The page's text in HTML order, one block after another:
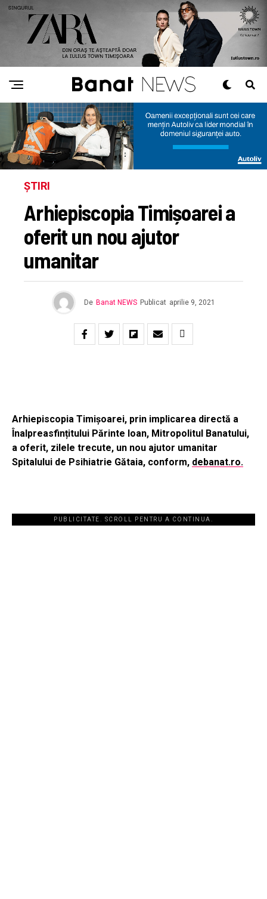
ȘTIRI
Arhiepiscopia Timișoarei a
oferit un nou ajutor
umanitar
De Banat NEWS Publicat aprilie 9, 2021
Arhiepiscopia Timișoarei, prin implicarea directă a
Înalpreasfințitului Părinte Ioan, Mitropolitul Banatului,
a oferit, zilele trecute, un nou ajutor umanitar
Spitalului de Psihiatrie Gătaia, conform, debanat.ro.
PUBLICITATE. SCROLL PENTRU A CONTINUA.